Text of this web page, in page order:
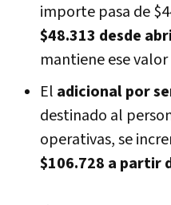
importe pasa de
$48.313 desde
mantiene ese
El adicional por
destinado al
operativas, se
$106.728 a partir